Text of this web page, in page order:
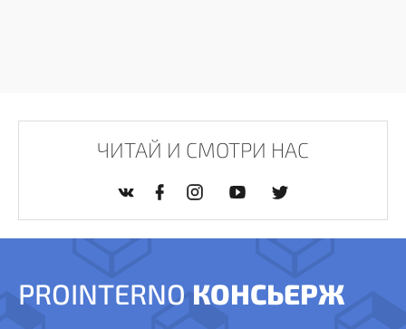
ЧИТАЙ И СМОТРИ НАС
PROINTERNO КОНСЬЕРЖ